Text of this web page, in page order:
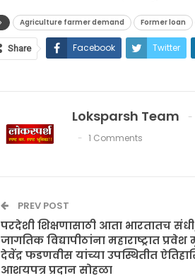
Agriculture farmer demand Former loan
Share Facebook Twitter
Loksparsh Team
1 Comments
PREV POST
परदेशी शिक्षणासाठी आता भारतातच
जागतिक विद्यापीठांना महाराष्ट्रात प्रवेश
देवेंद्र फडणवीस यांच्या उपस्थितीत
आशयपत्र प्रदान सोहळा